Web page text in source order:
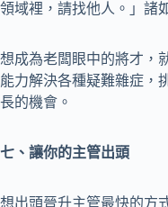
領域裡，請找他人。」諸
想成為老闆眼中的將才，
能力解決各種疑難雜症，
長的機會。
七、讓你的主管出頭
想出頭晉升主管最快的方